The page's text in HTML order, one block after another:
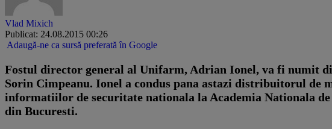
Vlad Mixich
Publicat: 24.08.2015 00:26
Adaugă-ne ca sursă preferată în Google
Fostul director general al Unifarm, Adrian Ionel, va fi numit
Sorin Cimpeanu. Ionel a condus pana astazi distribuitorul de
informatiilor de securitate nationala la Academia Nationala
din Bucuresti.